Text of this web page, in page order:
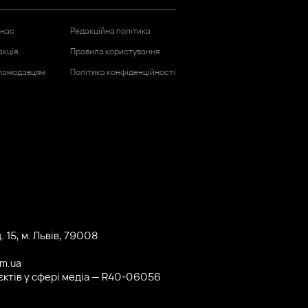
Редакційна політика
Правила користування
Політика конфіденційності
15, м. Львів, 79008
у сфері медіа — R40-06056